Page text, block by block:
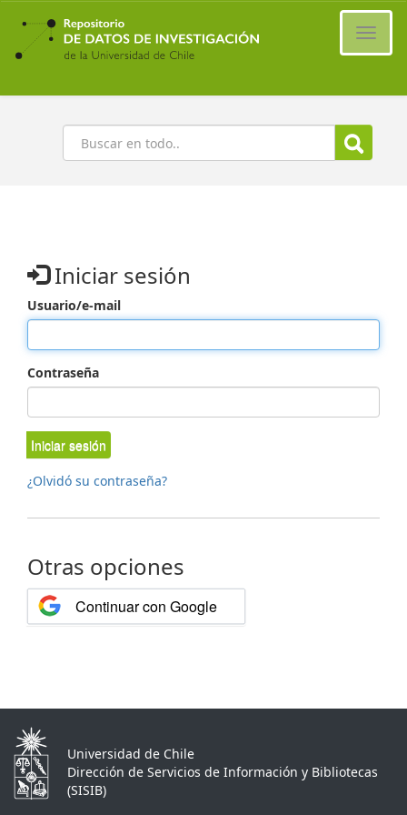
Ir
contenido
principal
Buscar
Iniciar sesión
Usuario/e-mail
Contraseña
Iniciar sesión
¿Olvidó su contraseña?
Otras opciones
Continuar con Google
Universidad de Chile
Dirección de Servicios de Información y Bibliotecas
(SISIB)